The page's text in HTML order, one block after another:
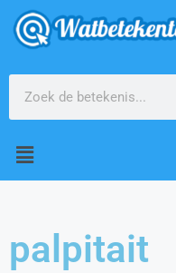
palpitait